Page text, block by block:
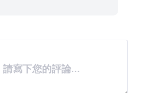
請寫下您的評論...